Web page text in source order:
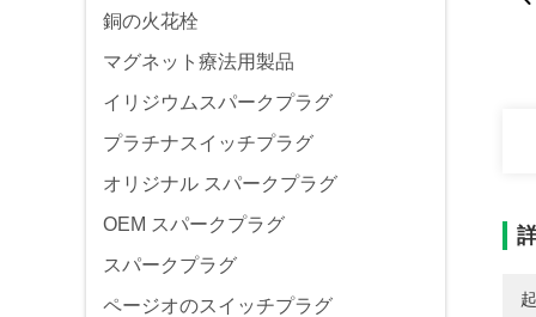
銅の火花栓
マグネット療法用製品
イリジウムスパークプラグ
プラチナスイッチプラグ
オリジナル スパークプラグ
OEM スパークプラグ
スパークプラグ
ページオのスイッチプラグ